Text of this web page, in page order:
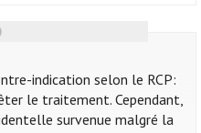
indication selon le RCP:
le traitement. Cependant,
survenue malgré la